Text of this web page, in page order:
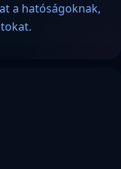
a hatóságoknak,